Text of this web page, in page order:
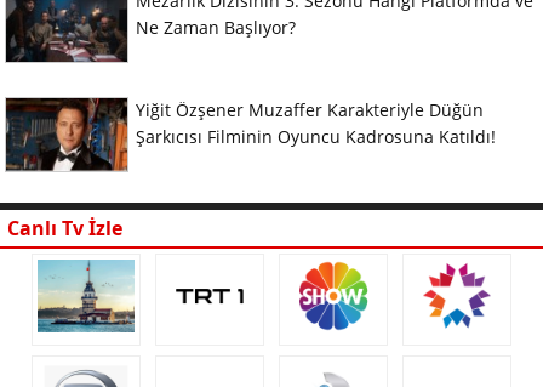
Ne Zaman Başlıyor?
Yiğit Özşener Muzaffer Karakteriyle Düğün
Şarkıcısı Filminin Oyuncu Kadrosuna Katıldı!
Canlı Tv İzle